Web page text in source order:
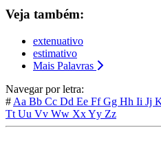
Veja também:
extenuativo
estimativo
Mais Palavras
Navegar por letra:
# Aa Bb Cc Dd Ee FfGg Hh Ii Jj
Tt Uu Vv Ww XxYy Zz